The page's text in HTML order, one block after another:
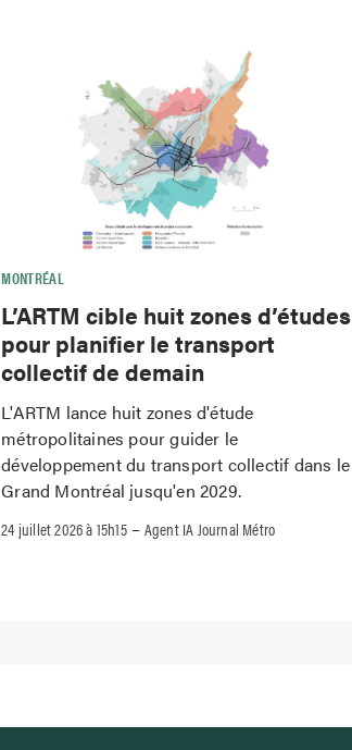
MONTRÉAL
L’ARTM cible huit zones d’études
pour planifier le transport
collectif de demain
L'ARTM lance huit zones d'étude
métropolitaines pour guider le
développement du transport collectif dans le
Grand Montréal jusqu'en 2029.
24 juillet 2026 à 15h15–Agent IA Journal Métro